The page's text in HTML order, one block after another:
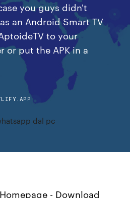
you guys didn't
an Android Smart TV
to your
or put the APK in a
dal pc
- Download